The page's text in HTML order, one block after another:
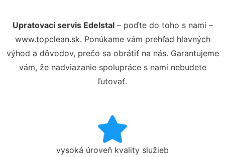
Upratovací servis Edelstal– poďte do toho s nami –
www.topclean.sk. Ponúkame vám prehľad hlavných
výhod a dôvodov, prečo sa obrátiť na nás. Garantujeme
vám, že nadviazanie spolupráce s nami nebudete
ľutovať.
vysoká úroveň kvality služieb